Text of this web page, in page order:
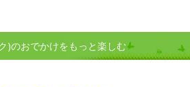
)のおでかけをもっと楽しむ